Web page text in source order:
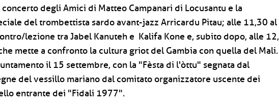
degli Amici di Matteo Campanari di Locusantu e la
del trombettista sardo avant-jazz Arricardu Pitau; alle 11,30 al
lezione tra Jabel Kanuteh e Kalifa Kone e, subito dopo, alle 12,
mette a confronto la cultura griot del Gambia con quella del Mali.
il 15 settembre, con la "Fèsta di l'òttu" segnata dal
del vessillo mariano dal comitato organizzatore uscente dei
entrante dei "Fidali 1977".